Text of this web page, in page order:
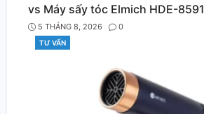
vs Máy sấy tóc Elmich HDE-8591
5 THÁNG 8, 2026
0
CATEGORIES
TƯ VẤN